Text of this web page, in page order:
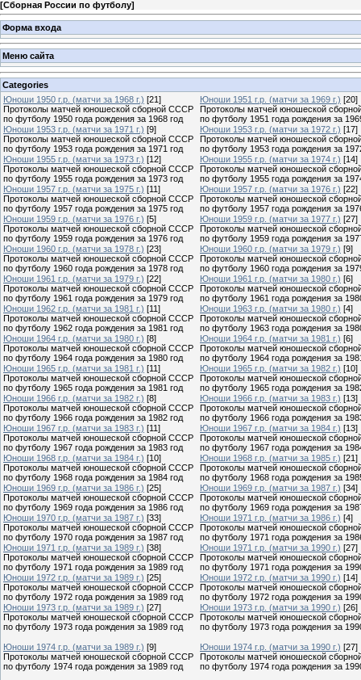
[Сборная России по футболу]
Форма входа
Меню сайта
Categories
Юноши 1950 г.р. (матчи за 1968 г.) [21]
Протоколы матчей юношеской сборной СССР
по футболу 1950 года рождения за 1968 год
Юноши 1951 г.р. (матчи за 1969 г.) [20]
Протоколы матчей юношеской
по футболу 1951 года рождения за
Юноши 1953 г.р. (матчи за 1971 г.) [9]
Протоколы матчей юношеской сборной СССР
по футболу 1953 года рождения за 1971 год
Юноши 1953 г.р. (матчи за 1972 г.) [17]
Протоколы матчей юношеской
по футболу 1953 года рождения за
Юноши 1955 г.р. (матчи за 1973 г.) [12]
Протоколы матчей юношеской сборной СССР
по футболу 1955 года рождения за 1973 год
Юноши 1955 г.р. (матчи за 1974 г.) [14]
Протоколы матчей юношеской
по футболу 1955 года рождения за
Юноши 1957 г.р. (матчи за 1975 г.) [11]
Протоколы матчей юношеской сборной СССР
по футболу 1957 года рождения за 1975 год
Юноши 1957 г.р. (матчи за 1976 г.) [22]
Протоколы матчей юношеской
по футболу 1957 года рождения за
Юноши 1959 г.р. (матчи за 1976 г.) [5]
Протоколы матчей юношеской сборной СССР
по футболу 1959 года рождения за 1976 год
Юноши 1959 г.р. (матчи за 1977 г.) [27]
Протоколы матчей юношеской
по футболу 1959 года рождения за
Юноши 1960 г.р. (матчи за 1978 г.) [23]
Протоколы матчей юношеской сборной СССР
по футболу 1960 года рождения за 1978 год
Юноши 1960 г.р. (матчи за 1979 г.) [9]
Протоколы матчей юношеской
по футболу 1960 года рождения за
Юноши 1961 г.р. (матчи за 1979 г.) [22]
Протоколы матчей юношеской сборной СССР
по футболу 1961 года рождения за 1979 год
Юноши 1961 г.р. (матчи за 1980 г.) [6]
Протоколы матчей юношеской
по футболу 1961 года рождения за
Юноши 1962 г.р. (матчи за 1981 г.) [11]
Протоколы матчей юношеской сборной СССР
по футболу 1962 года рождения за 1981 год
Юноши 1963 г.р. (матчи за 1980 г.) [4]
Протоколы матчей юношеской
по футболу 1963 года рождения за
Юноши 1964 г.р. (матчи за 1980 г.) [8]
Протоколы матчей юношеской сборной СССР
по футболу 1964 года рождения за 1980 год
Юноши 1964 г.р. (матчи за 1981 г.) [6]
Протоколы матчей юношеской
по футболу 1964 года рождения за
Юноши 1965 г.р. (матчи за 1981 г.) [11]
Протоколы матчей юношеской сборной СССР
по футболу 1965 года рождения за 1981 год
Юноши 1965 г.р. (матчи за 1982 г.) [10]
Протоколы матчей юношеской
по футболу 1965 года рождения за
Юноши 1966 г.р. (матчи за 1982 г.) [8]
Протоколы матчей юношеской сборной СССР
по футболу 1966 года рождения за 1982 год
Юноши 1966 г.р. (матчи за 1983 г.) [13]
Протоколы матчей юношеской
по футболу 1966 года рождения за
Юноши 1967 г.р. (матчи за 1983 г.) [11]
Протоколы матчей юношеской сборной СССР
по футболу 1967 года рождения за 1983 год
Юноши 1967 г.р. (матчи за 1984 г.) [13]
Протоколы матчей юношеской
по футболу 1967 года рождения за
Юноши 1968 г.р. (матчи за 1984 г.) [10]
Протоколы матчей юношеской сборной СССР
по футболу 1968 года рождения за 1984 год
Юноши 1968 г.р. (матчи за 1985 г.) [21]
Протоколы матчей юношеской
по футболу 1968 года рождения за
Юноши 1969 г.р. (матчи за 1986 г.) [25]
Протоколы матчей юношеской сборной СССР
по футболу 1969 года рождения за 1986 год
Юноши 1969 г.р. (матчи за 1987 г.) [34]
Протоколы матчей юношеской
по футболу 1969 года рождения за
Юноши 1970 г.р. (матчи за 1987 г.) [33]
Протоколы матчей юношеской сборной СССР
по футболу 1970 года рождения за 1987 год
Юноши 1971 г.р. (матчи за 1986 г.) [4]
Протоколы матчей юношеской
по футболу 1971 года рождения за
Юноши 1971 г.р. (матчи за 1989 г.) [38]
Протоколы матчей юношеской сборной СССР
по футболу 1971 года рождения за 1989 год
Юноши 1971 г.р. (матчи за 1990 г.) [27]
Протоколы матчей юношеской
по футболу 1971 года рождения за
Юноши 1972 г.р. (матчи за 1989 г.) [25]
Протоколы матчей юношеской сборной СССР
по футболу 1972 года рождения за 1989 год
Юноши 1972 г.р. (матчи за 1990 г.) [14]
Протоколы матчей юношеской
по футболу 1972 года рождения за
Юноши 1973 г.р. (матчи за 1989 г.) [27]
Протоколы матчей юношеской сборной СССР
по футболу 1973 года рождения за 1989 год
Юноши 1973 г.р. (матчи за 1990 г.) [26]
Протоколы матчей юношеской
по футболу 1973 года рождения за
Юноши 1974 г.р. (матчи за 1989 г.) [9]
Протоколы матчей юношеской сборной СССР
по футболу 1974 года рождения за 1989 год
Юноши 1974 г.р. (матчи за 1990 г.) [27]
Протоколы матчей юношеской
по футболу 1974 года рождения за